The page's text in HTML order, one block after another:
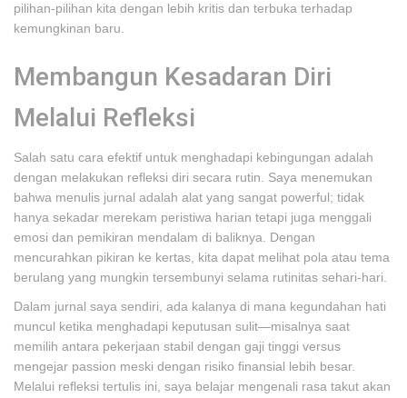
pilihan-pilihan kita dengan lebih kritis dan terbuka terhadap
kemungkinan baru.
Membangun Kesadaran Diri
Melalui Refleksi
Salah satu cara efektif untuk menghadapi kebingungan adalah
dengan melakukan refleksi diri secara rutin. Saya menemukan
bahwa menulis jurnal adalah alat yang sangat powerful; tidak
hanya sekadar merekam peristiwa harian tetapi juga menggali
emosi dan pemikiran mendalam di baliknya. Dengan
mencurahkan pikiran ke kertas, kita dapat melihat pola atau tema
berulang yang mungkin tersembunyi selama rutinitas sehari-hari.
Dalam jurnal saya sendiri, ada kalanya di mana kegundahan hati
muncul ketika menghadapi keputusan sulit—misalnya saat
memilih antara pekerjaan stabil dengan gaji tinggi versus
mengejar passion meski dengan risiko finansial lebih besar.
Melalui refleksi tertulis ini, saya belajar mengenali rasa takut akan